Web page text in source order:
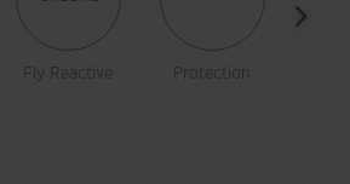
Fly Reactive Protection